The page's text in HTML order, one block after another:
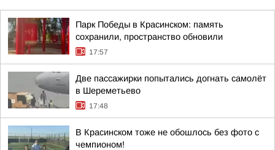
Парк Победы в Красинском: память
сохранили, пространство обновили
17:57
Две пассажирки попытались догнать самолёт
в Шереметьево
17:48
В Красинском тоже не обошлось без фото с
чемпионом!